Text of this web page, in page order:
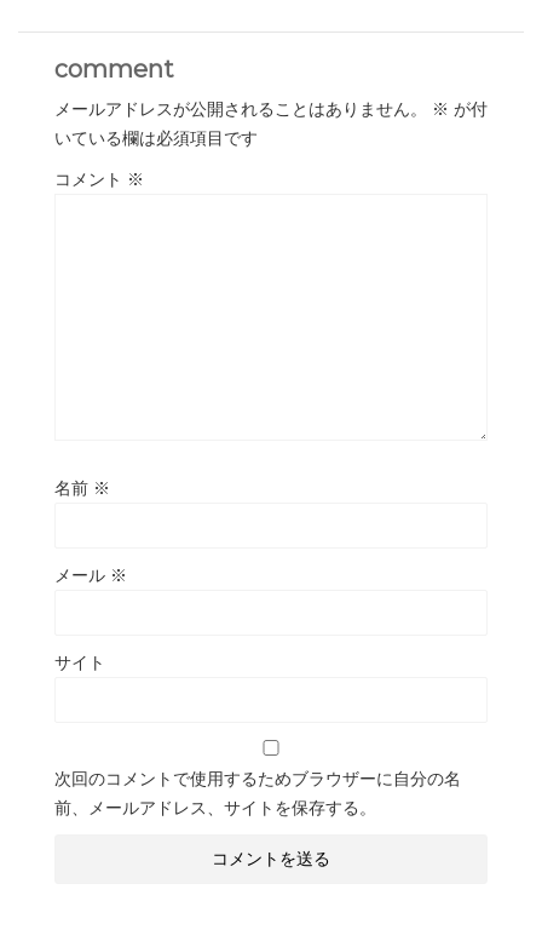
comment
メールアドレスが公開されることはありません。 ※ が付
いている欄は必須項目です
コメント ※
名前 ※
メール ※
サイト
次回のコメントで使用するためブラウザーに自分の名
前、メールアドレス、サイトを保存する。